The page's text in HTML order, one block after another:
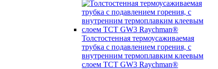
Толстостенная термоусаживаемая
трубка c подавлением горения, с
внутренним термоплавким клеевым
слоем TCT GW3 Raychman®